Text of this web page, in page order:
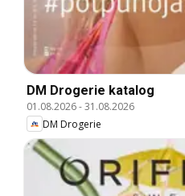
DM Drogerie katalog
01.08.2026-31.08.2026
DM Drogerie